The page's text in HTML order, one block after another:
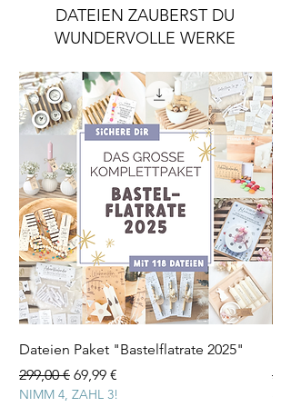
DATEIEN ZAUBERST DU
WUNDERVOLLE WERKE
Dateien Paket "Bastelflatrate 2025"
Standardpreis
299,00 € Sale-Preis
69,99 €
NIMM 4, ZAHL 3!